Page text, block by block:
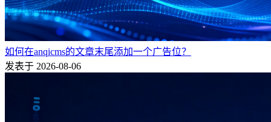
如何在anqicms的文章末尾添加一个广告位？
发表于 2026-08-06